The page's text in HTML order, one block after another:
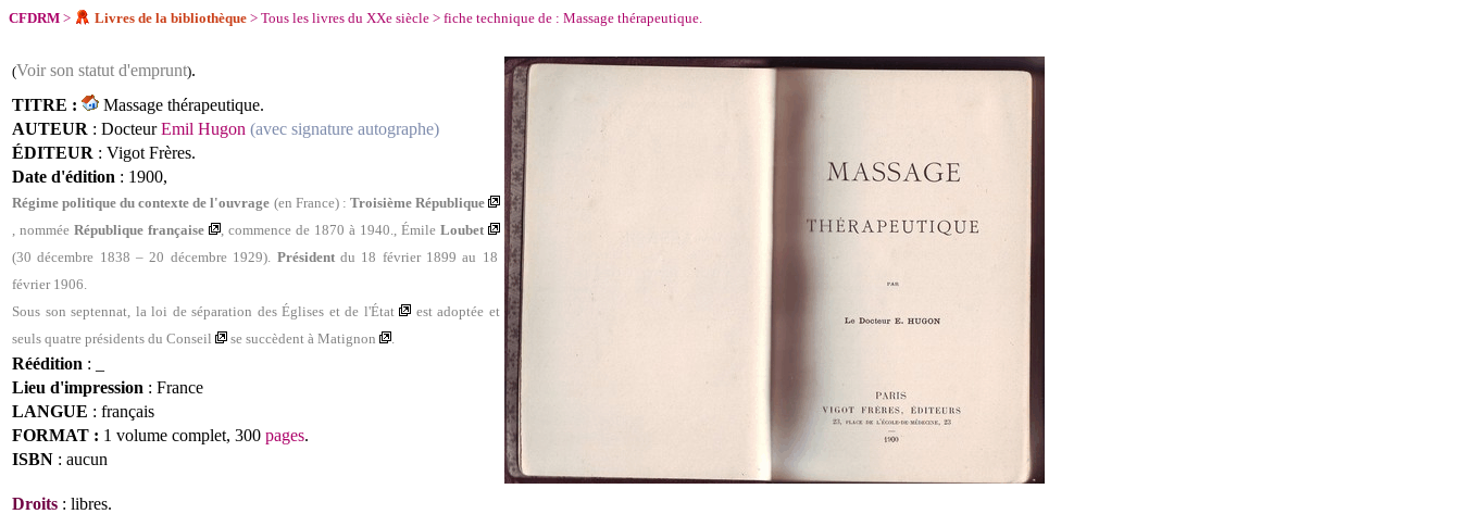
CFDRM > Livres de la bibliothèque > Tous les livres du XXe siècle > fiche technique de : Massage thérapeutique.
(Voir son statut d'emprunt).
TITRE :
Massage thérapeutique.
AUTEUR : DocteurEmil Hugon (avec signature autographe)
ÉDITEUR : Vigot Frères.
Date d'édition : 1900,
Régime politique du contexte de l'ouvrage (en France) : Troisième République
nommée République française , commence de 1870 à 1940. Émile Loubet
(30 décembre 1838 – 20 décembre 1929). Présidentdu 18 février 1899 au 18
février 1906.
Sous son septennat, la loi deséparation des Églises et de l'État
est adoptée et
seuls quatre présidents du Conseil se succèdent à Matignon
Réédition : _
Lieu d'impression : France
LANGUE : français
FORMAT : 1 volume complet, 300 pages.
ISBN : aucun
Droits : libres.